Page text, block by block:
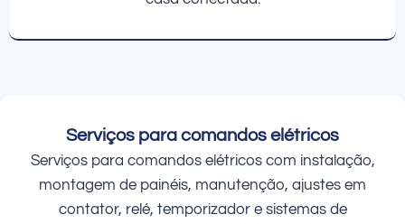
Serviços para comandos elétricos
Serviços para comandos elétricos com instalação,
montagem de painéis, manutenção, ajustes em
contator, relé, temporizador e sistemas de